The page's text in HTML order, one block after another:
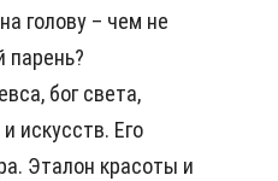
голову – чем не
парень?
бог света,
искусств. Его
Эталон красоты и